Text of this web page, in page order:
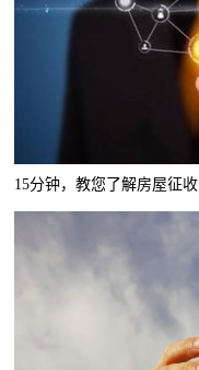
15分钟，教您了解房屋征收